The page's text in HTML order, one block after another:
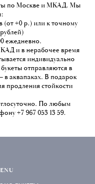
по Москве и МКАД. Мы
(от+0 р.) или к точному
ежедневно.
и в нерабочее время
индивидуально
отправляются в
в аквапаках. В подарок
продления стойкости
По любым
+7 967 053 13 59.